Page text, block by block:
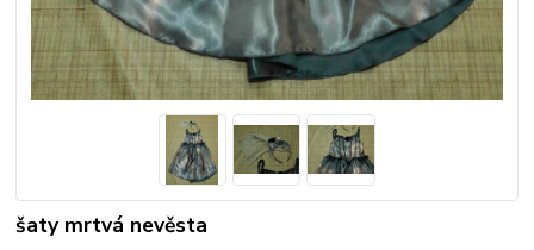
šaty mrtvá nevěsta